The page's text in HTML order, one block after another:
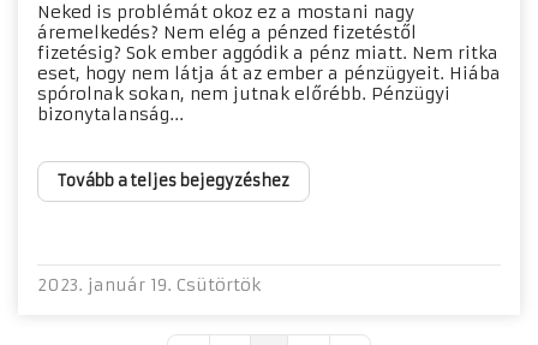
Neked is problémát okoz ez a mostani nagy
áremelkedés? Nem elég a pénzed fizetéstől
fizetésig? Sok ember aggódik a pénz miatt. Nem ritka
eset, hogy nem látja át az ember a pénzügyeit. Hiába
spórolnak sokan, nem jutnak előrébb. Pénzügyi
bizonytalanság...
Tovább a teljes bejegyzéshez
2023. január 19. Csütörtök